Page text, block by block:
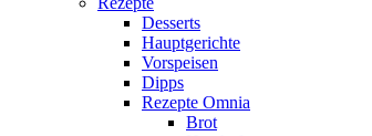
Desserts
Hauptgerichte
Vorspeisen
Dipps
Rezepte Omnia
Brot